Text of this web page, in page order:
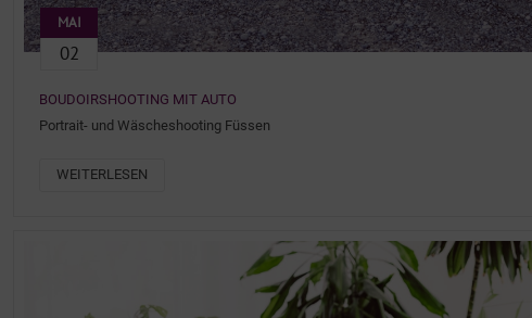
MAI
02
BOUDOIRSHOOTING MIT AUTO
Portrait- und Wäscheshooting Füssen
WEITERLESEN